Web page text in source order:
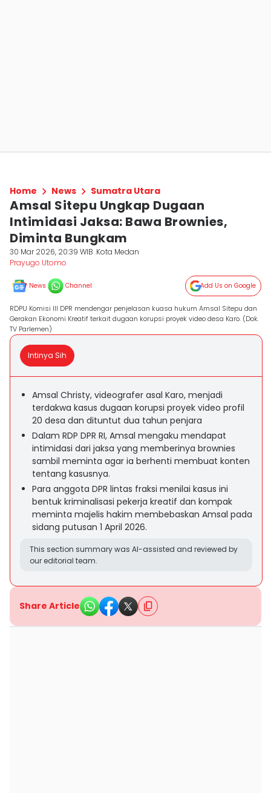
Home News Sumatra Utara
Amsal Sitepu Ungkap Dugaan
Intimidasi Jaksa: Bawa Brownies,
Diminta Bungkam
30 Mar 2026, 20:39 WIB Kota Medan
Prayugo Utomo
News Channel Add Us on Google
RDPU Komisi III DPR mendengar penjelasan kuasa hukum Amsal Sitepu dan
Gerakan Ekonomi Kreatif terkait dugaan korupsi proyek video desa Karo. (Dok.
TV Parlemen)
Intinya Sih
Amsal Christy, videografer asal Karo, menjadi
terdakwa kasus dugaan korupsi proyek video profil
20 desa dan dituntut dua tahun penjara
Dalam RDP DPR RI, Amsal mengaku mendapat
intimidasi dari jaksa yang memberinya brownies
sambil meminta agar ia berhenti membuat konten
tentang kasusnya.
Para anggota DPR lintas fraksi menilai kasus ini
bentuk kriminalisasi pekerja kreatif dan kompak
meminta majelis hakim membebaskan Amsal pada
sidang putusan 1 April 2026.
This section summary was AI-assisted and reviewed by
our editorial team.
Share Article